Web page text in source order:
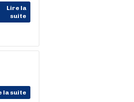
Lire la
suite
la suite